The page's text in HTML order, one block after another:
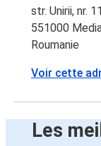
str. Unirii, nr. 11
551000
Roumanie
Voir cette
Les